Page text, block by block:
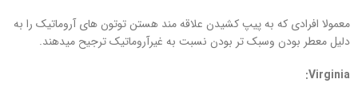
معمولا افرادی که به پیپ کشیدن علاقه مند هستن توتون های آروماتیک را به
دلیل معطر بودن وسبک تر بودن نسبت به غیرآروماتیک ترجیح میدهند.
Virginia
: